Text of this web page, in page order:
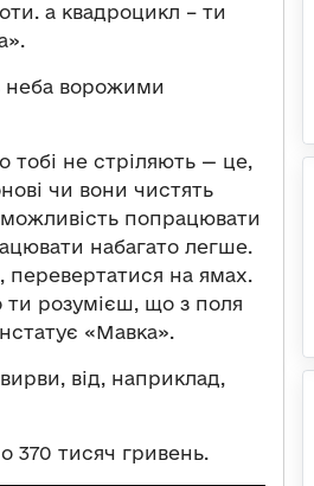
а квадроцикл – ти
неба ворожими
тобі не стріляють — це,
чи вони чистять
попрацювати
набагато легше.
на ямах.
ти розумієш, що з поля
«Мавка».
від, наприклад,
370 тисяч гривень.